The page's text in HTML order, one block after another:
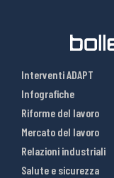
Interventi ADAPT
Infografiche
Riforme del lavoro
Mercato del lavoro
Relazioni industriali
Salute e sicurezza